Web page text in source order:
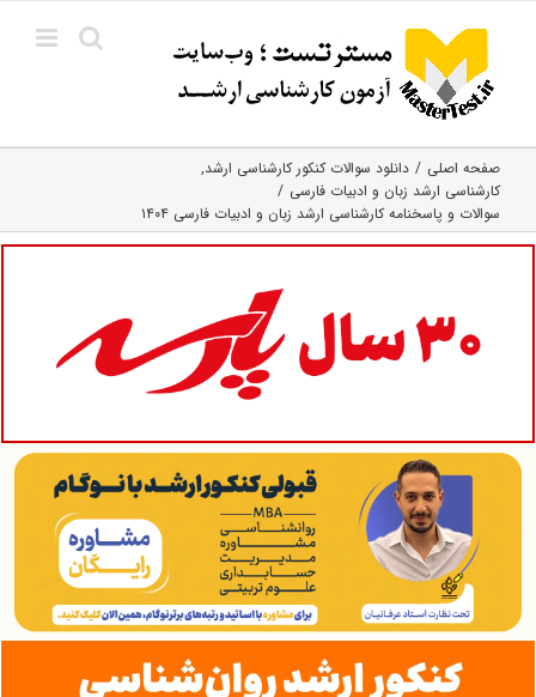
content
صفحه اصلی
دانلود سوالات کنکور کارشناسی ارشد
کارشناسی ارشد زبان و ادبیات فارسی
سوالات و پاسخنامه کارشناسی ارشد زبان و ادبیات فارسی ۱۴۰۴